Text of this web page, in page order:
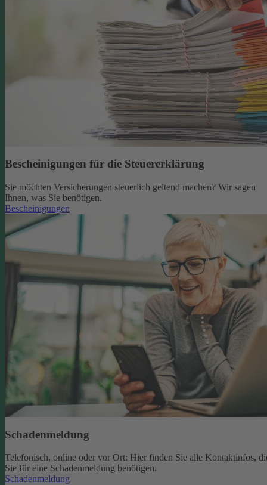
Bescheinigungen für die Steuererklärung
Sie möchten Versicherungen steuerlich geltend machen? Wir sagen
Ihnen, was Sie benötigen.
Bescheinigungen
Schadenmeldung
Telefonisch, online oder vor Ort: Hier finden Sie alle Kontaktinfos,
Sie für eine Schadenmeldung benötigen.
Schadenmeldung